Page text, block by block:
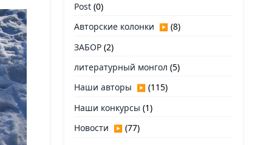
Post (0)
Авторские колонки ▶ (8)
ЗАБОР (2)
литературный монгол (5)
Наши авторы ▶ (115)
Наши конкурсы (1)
Новости ▶ (77)